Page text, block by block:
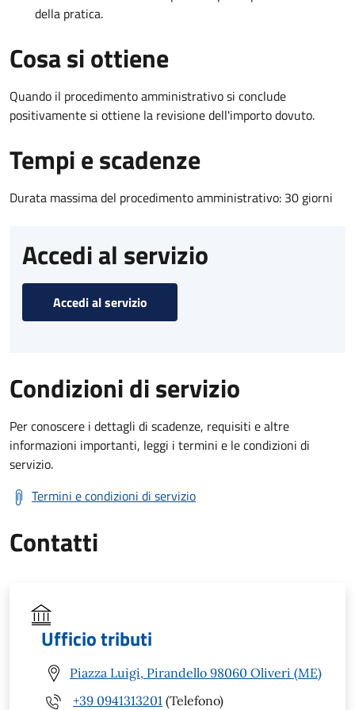
della pratica.
Cosa si ottiene
Quando il procedimento amministrativo si conclude
positivamente si ottiene la revisione dell'importo dovuto.
Tempi e scadenze
Durata massima del procedimento amministrativo: 30 giorni
Accedi al servizio
Accedi al servizio
Condizioni di servizio
Per conoscere i dettagli di scadenze, requisiti e altre
informazioni importanti, leggi i termini e le condizioni di
servizio.
Termini e condizioni di servizio
Contatti
Ufficio tributi
Piazza Luigi, Pirandello 98060 Oliveri (ME)
+39 0941313201 (Telefono)